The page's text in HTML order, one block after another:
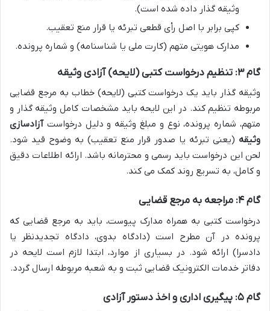
وثیقه گذار داده شده است).
کپی برابر با اصل رأی قطعی تبرئه یا قرار منع تعقیب.
مدارک هویتی متهم (کارت ملی یا شناسنامه) و شماره پرونده.
گام ۳: تنظیم درخواست کتبی (لایحه) آزادی وثیقه
وثیقه گذار باید یک درخواست کتبی (لایحه) خطاب به مرجع قضایی
مربوطه تنظیم کند. در این لایحه باید مشخصات کامل وثیقه گذار و
متهم، شماره پرونده، نوع و مبلغ وثیقه و دلیل درخواستآزادسازی
وثیقه (یعنی تبرئه یا صدور قرار منع تعقیب) به وضوح قید شود.
لحن این درخواست باید رسمی و محترمانه باشد. ارائه اطلاعات دقیق
و کامل، به تسریع روند کمک می کند.
گام ۴: مراجعه به مرجع قضایی
درخواست کتبی به همراه مدارک پیوست، باید به مرجع قضایی که
پرونده در آن مطرح است (دادگاه بدوی، دادگاه تجدیدنظر یا
دادسرا) ارائه شود. در بسیاری از موارد، ابتدا لازم است لایحه در
دفاتر خدمات الکترونیک قضایی ثبت و به شعبه مربوطه ارسال گردد.
گام ۵: پیگیری اداری و اخذ دستور آزادی